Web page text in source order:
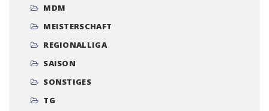
MDM
MEISTERSCHAFT
REGIONALLIGA
SAISON
SONSTIGES
TG